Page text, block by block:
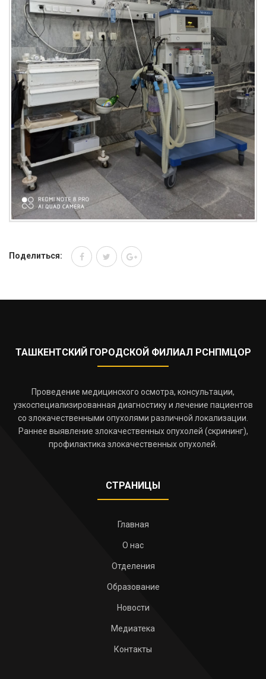
Поделиться:
ТАШКЕНТСКИЙ ГОРОДСКОЙ ФИЛИАЛ РСНПМЦОР
Проведение медицинского осмотра, консультации,
узкоспециализированная диагностику и лечение пациентов
со злокачественными опухолями различной локализации.
Раннее выявление злокачественных опухолей (скрининг),
профилактика злокачественных опухолей.
СТРАНИЦЫ
Главная
О нас
Отделения
Образование
Новости
Медиатека
Контакты